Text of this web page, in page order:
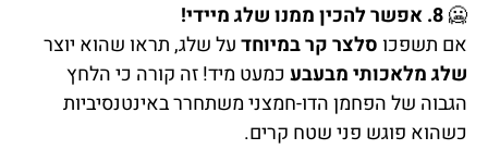
🥶8. אפשר להכין ממנו שלג מיידי!
אם תשפכוסלצר קר במיוחדעל שלג, תראו שהוא יוצר
שלג מלאכותי מבעבעכמעט מיד! זה קורה כי הלחץ
הגבוה של הפחמן הדו-חמצני משתחרר באינטנסיביות
כשהוא פוגש פני שטח קרים.